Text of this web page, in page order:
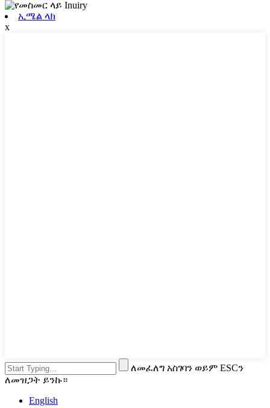
ኢሜል ላክ
x
ለመፈለግ አስገባን ወይም ESCን
ለመዝጋት ይንኩ።
English